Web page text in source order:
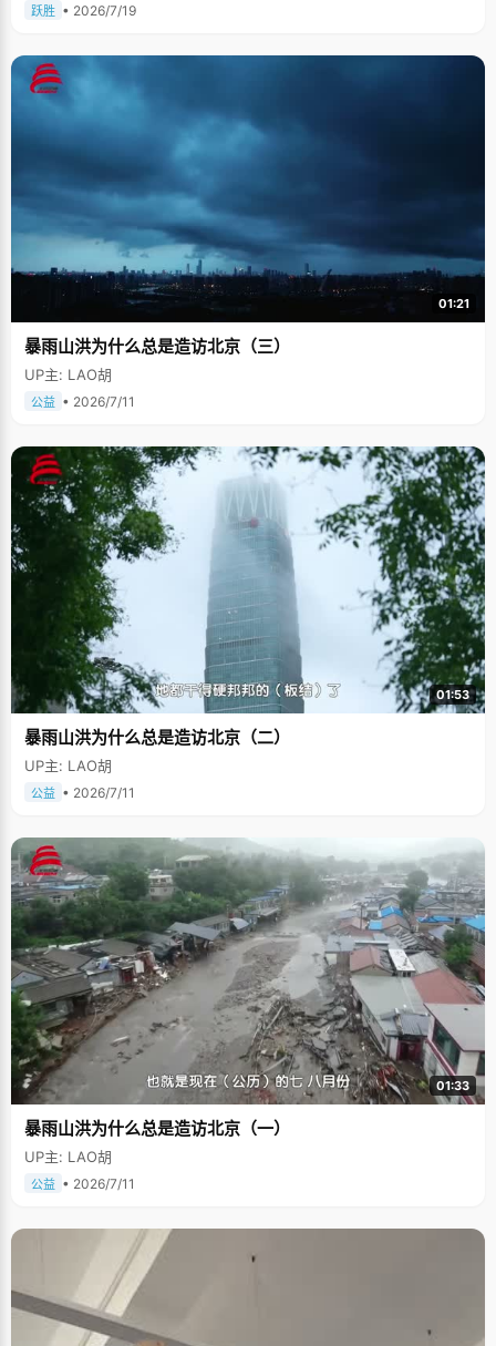
跃胜 • 2026/7/19
01:21
暴雨山洪为什么总是造访北京（三）
UP主: LAO胡
公益 • 2026/7/11
01:53
暴雨山洪为什么总是造访北京（二）
UP主: LAO胡
公益 • 2026/7/11
01:33
暴雨山洪为什么总是造访北京（一）
UP主: LAO胡
公益 • 2026/7/11